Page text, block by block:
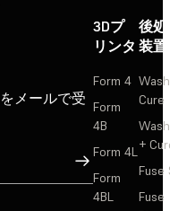
メールで受
サインアップ
3Dプ
リンタ
Form 4
Form
4B
Form 4L
Form
4BL
後
装置
Cure
+
Fuse
Fuse